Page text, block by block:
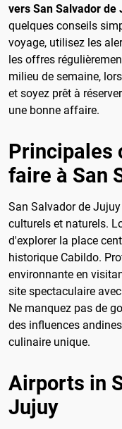
vers San Salvador de
quelques conseils
voyage, utilisez les
les offres
milieu de semaine,
et soyez prêt à
une bonne affaire.
Principales
faire à San
San Salvador de
culturels et naturels.
d'explorer la place
historique Cabildo.
environnante en
site spectaculaire
Ne manquez pas de
des influences
culinaire unique.
Airports in
Jujuy